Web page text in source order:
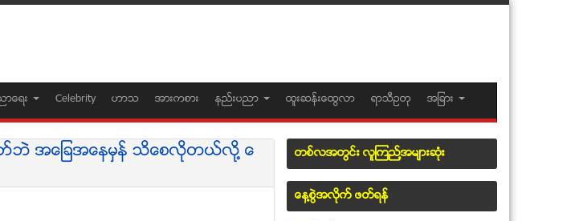
ေရး Celebrity ဟာသ အားကစား နည္းပညာ ထူးဆန္းေထြလာ ရာသီဥတု အျခား
တ္ဘဲ အေျခအေနမွန္ သိေစလိုတယ္လို႔ ေ တစ္လအတြင္း လူၾကည္႔အမ်ားဆံုး
ေန႔စြဲအလိုက္ ဖတ္ရန္